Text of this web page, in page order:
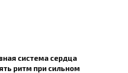
система сердца
ритм при сильном